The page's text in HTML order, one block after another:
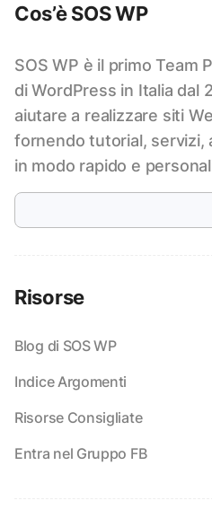
Cos’è SOS WP
SOS WP è il primo Team
di WordPress in Italia dal
aiutare a realizzare siti
fornendo tutorial, servizi,
in modo rapido e
Risorse
Blog di SOS WP
Indice Argomenti
Risorse Consigliate
Entra nel Gruppo FB